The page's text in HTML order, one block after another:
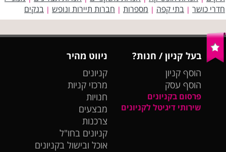
חדרי כושר | בתי קפה | מספרות | חברות תיירות ונופש | בנקים
בעל קניון / חנות?
הוסף קניון
הוסף עסק
פרסום בקניונים
שירותי דיגיטל לקניונים
ניווט מהיר
קניונים
מרכזי קניות
חנויות
מבצעים
צרכנות
קניונים בחו"ל
אוכל ובישול בקניונים